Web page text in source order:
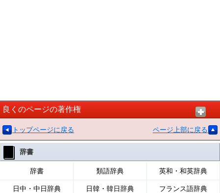
良くのページの著作権
トップページに戻る ページ上部に戻る
辞書
辞書 類語辞典 英和・和英辞典
日中・中日辞典 日韓・韓日辞典 フランス語辞典